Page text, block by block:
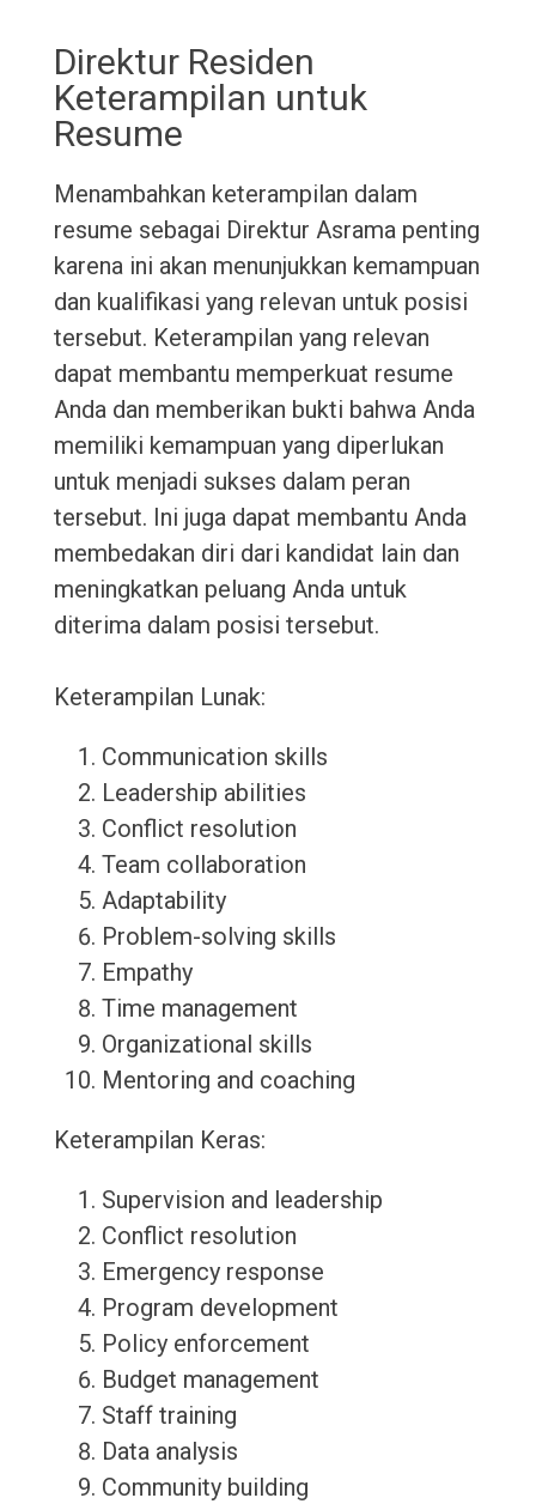
Direktur Residen
Keterampilan untuk
Resume
Menambahkan keterampilan dalam
resume sebagai Direktur Asrama penting
karena ini akan menunjukkan kemampuan
dan kualifikasi yang relevan untuk posisi
tersebut. Keterampilan yang relevan
dapat membantu memperkuat resume
Anda dan memberikan bukti bahwa Anda
memiliki kemampuan yang diperlukan
untuk menjadi sukses dalam peran
tersebut. Ini juga dapat membantu Anda
membedakan diri dari kandidat lain dan
meningkatkan peluang Anda untuk
diterima dalam posisi tersebut.
Keterampilan Lunak:
Communication skills
Leadership abilities
Conflict resolution
Team collaboration
Adaptability
Problem-solving skills
Empathy
Time management
Organizational skills
Mentoring and coaching
Keterampilan Keras:
Supervision and leadership
Conflict resolution
Emergency response
Program development
Policy enforcement
Budget management
Staff training
Data analysis
Community building